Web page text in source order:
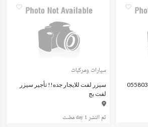
سيارات ومركبات
سيزر لفت للايجار جده!! تأجير سيزر
لفت بج
تم النشر 1 day مضت